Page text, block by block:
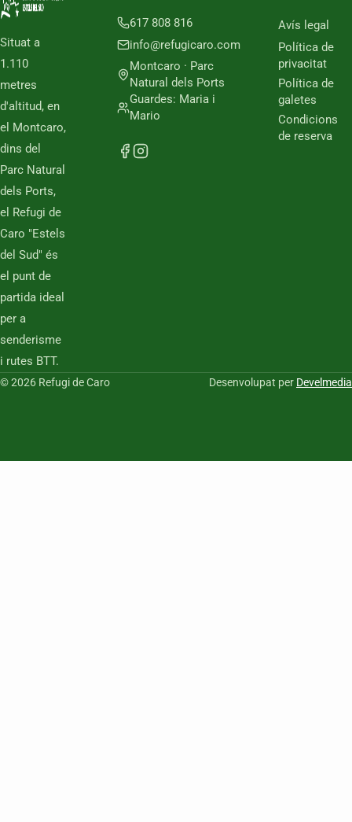
Situat a
1.110
metres
d'altitud, en
el Montcaro,
dins del
Parc Natural
dels Ports,
el Refugi de
Caro "Estels
del Sud" és
el punt de
partida ideal
per a
senderisme
i rutes BTT.
617 808 816
info@refugicaro.com
Montcaro · Parc
Natural dels Ports
Guardes: Maria i
Mario
Avís legal
Política de
privacitat
Política de
galetes
Condicions
de reserva
© 2026 Refugi de Caro Desenvolupat per Develmedia